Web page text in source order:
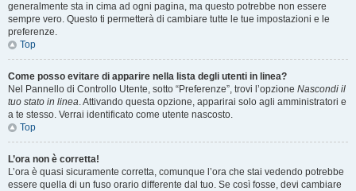
generalmente sta in cima ad ogni pagina, ma questo potrebbe non essere
sempre vero. Questo ti permetterà di cambiare tutte le tue impostazioni e le
preferenze.
Top
Come posso evitare di apparire nella lista degli utenti in linea?
Nel Pannello di Controllo Utente, sotto “Preferenze”, trovi l’opzione Nascondi il
tuo stato in linea. Attivando questa opzione, apparirai solo agli amministratori e
a te stesso. Verrai identificato come utente nascosto.
Top
L’ora non è corretta!
L’ora è quasi sicuramente corretta, comunque l’ora che stai vedendo potrebbe
essere quella di un fuso orario differente dal tuo. Se così fosse, devi cambiare